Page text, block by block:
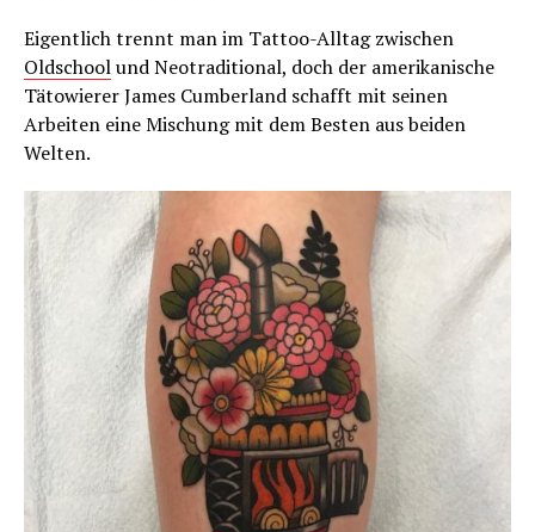
Eigentlich trennt man im Tattoo-Alltag zwischen
Oldschoolund Neotraditional, doch der amerikanische
Tätowierer James Cumberland schafft mit seinen
Arbeiten eine Mischung mit dem Besten aus beiden
Welten.